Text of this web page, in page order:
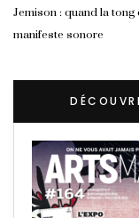
Jemison : quand la tong
manifeste sonore